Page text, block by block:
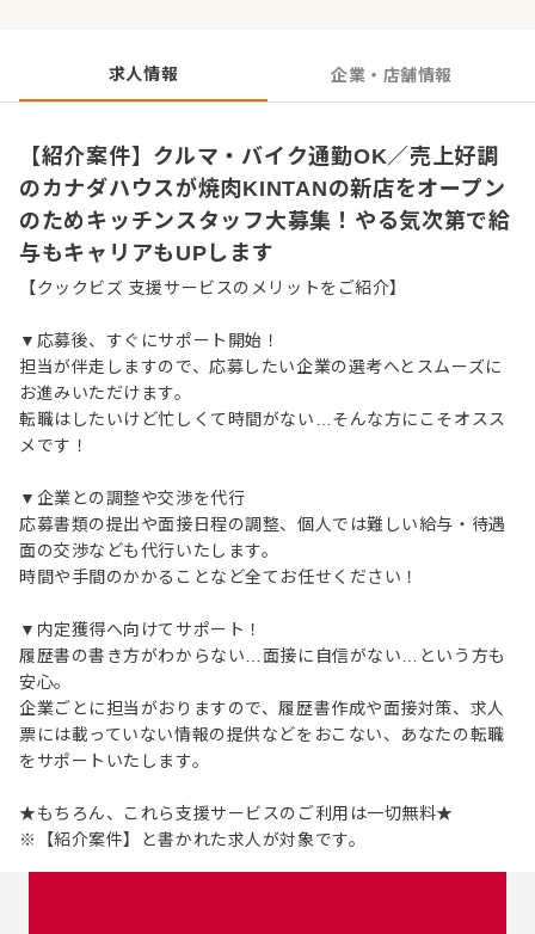
求人情報 企業・店舗情報
【紹介案件】クルマ・バイク通勤OK／売上好調
のカナダハウスが焼肉KINTANの新店をオープン
のためキッチンスタッフ大募集！やる気次第で給
与もキャリアもUPします
【クックビズ 支援サービスのメリットをご紹介】
▼応募後、すぐにサポート開始！
担当が伴走しますので、応募したい企業の選考へとスムーズに
お進みいただけます。
転職はしたいけど忙しくて時間がない…そんな方にこそオスス
メです！
▼企業との調整や交渉を代行
応募書類の提出や面接日程の調整、個人では難しい給与・待遇
面の交渉なども代行いたします。
時間や手間のかかることなど全てお任せください！
▼内定獲得へ向けてサポート！
履歴書の書き方がわからない…面接に自信がない…という方も
安心。
企業ごとに担当がおりますので、履歴書作成や面接対策、求人
票には載っていない情報の提供などをおこない、あなたの転職
をサポートいたします。
★もちろん、これら支援サービスのご利用は一切無料★
※【紹介案件】と書かれた求人が対象です。